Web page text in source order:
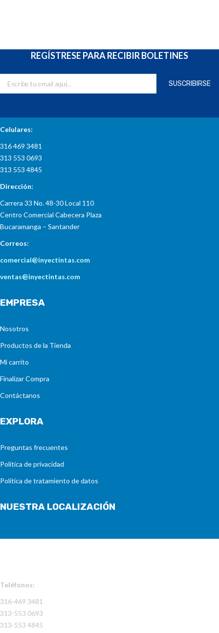
REGÍSTRESE PARA RECIBIR BOLETINES
Celulares:
316 469 3481
313 553 0693
313 553 4845
Dirección:
Carrera 33 No. 48-30 Local 110
Centro Comercial Cabecera Plaza
Bucaramanga – Santander
Correos:
comercial@inyectintas.com
ventas@inyectintas.com
EMPRESA
Nosotros
Productos de la Tienda
Mi carrito
Finalizar Compra
Contáctanos
EXPLORA
Preguntas frecuentes
Política de privacidad
Política de tratamiento de datos
NUESTRA LOCALIZACIÓN
Teléfonos:
316-469 3481
313-553 0693
313-553 4845